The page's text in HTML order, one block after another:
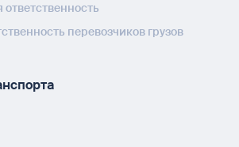
перевозчиков грузов